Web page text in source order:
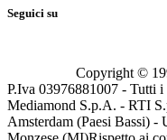
Seguici su
Copyright ©
P.Iva 03976881007 - Tutti
Mediamond S.p.A. - RTI
Amsterdam (Paesi Bassi)